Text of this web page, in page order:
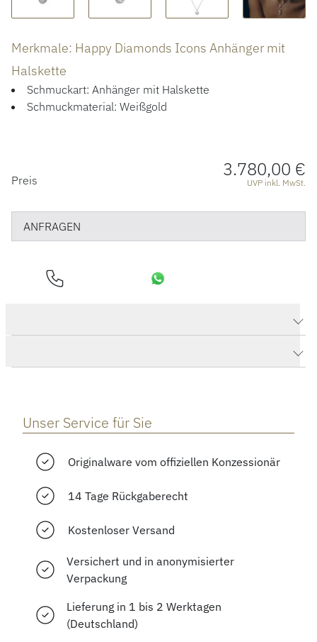
ÜBER UNS
Merkmale: Happy Diamonds Icons Anhänger mit
Halskette
Schmuckart: Anhänger mit Halskette
Schmuckmaterial: Weißgold
PREISINFORMATIONEN
Preis 3.780,00 €
UVP inkl. MwSt.
ANFRAGEN
Unser Service für Sie
Originalware vom offiziellen Konzessionär
14 Tage Rückgaberecht
Kostenloser Versand
Versichert und in anonymisierter
Verpackung
Lieferung in 1 bis 2 Werktagen
(Deutschland)